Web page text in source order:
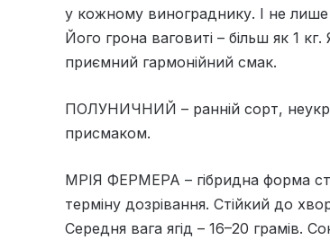
у кожному винограднику. І не
Його грона ваговиті – більш як 1
приємний гармонійний смак.
ПОЛУНИЧНИЙ – ранній сорт,
присмаком.
МРІЯ ФЕРМЕРА – гібридна форма
терміну дозрівання. Стійкий до
Середня вага ягід – 16–20 грамів.